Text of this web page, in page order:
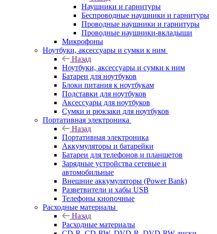
Наушники и гарнитуры
Беспроводные наушники и гарнитуры
Проводные наушники и гарнитуры
Проводные наушники-вкладыши
Микрофоны
Ноутбуки, аксессуары и сумки к ним
Назад
Ноутбуки, аксессуары и сумки к ним
Батареи для ноутбуков
Блоки питания к ноутбукам
Подставки для ноутбуков
Аксессуары для ноутбуков
Сумки и рюкзаки для ноутбуков
Портативная электроника
Назад
Портативная электроника
Аккумуляторы и батарейки
Батареи для телефонов и планшетов
Зарядные устройства сетевые и
автомобильные
Внешние аккумуляторы (Power Bank)
Разветвители и хабы USB
Телефоны кнопочные
Расходные материалы
Назад
Расходные материалы